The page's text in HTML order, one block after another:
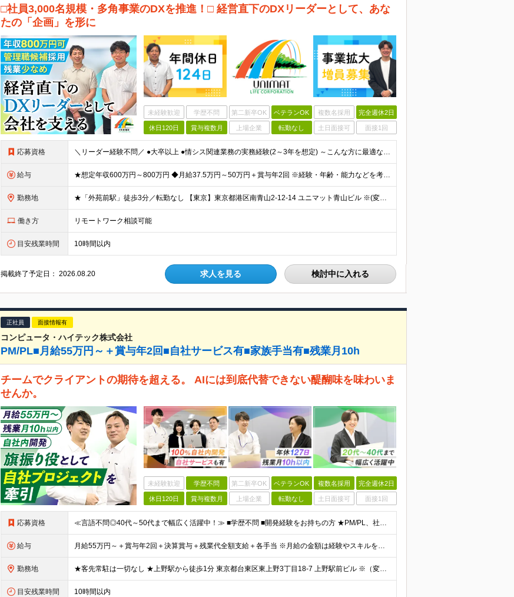
□社員3,000名規模・多角事業のDXを推進！□ 経営直下のDXリーダーとして、あな
たの「企画」を形に
未経験歓迎 学歴不問 第二新卒OK ベテランOK 複数名採用 完全週休2日
休日120日 賞与複数月 上場企業 転勤なし 土日面接可 面接1回
応募資格 ＼リーダー経験不問／ ●大卒以上 ●情シス関連業務の実務経験(2～3年を想定) ～こんな方に最適なポジションです～ ・大きな裁量、スケール感で企画を動かしたい方 ・アイデアや経験を活かして構想から関
給与 ★想定年収600万円～800万円 ◆月給37.5万円～50万円＋賞与年2回 ※経験・年齢・能力などを考慮の上、決定します。 ※残業代は管理職採用のためなし ※試用期間3ヶ月(期間中の待遇等に差異なし
勤務地 ★「外苑前駅」徒歩3分／転勤なし 【東京】東京都港区南青山2-12-14 ユニマット青山ビル ※(変更の範囲)上記を除く当社関連勤務地
働き方 リモートワーク相談可能
目安残業時間 10時間以内
掲載終了予定日：2026.08.20 求人を見る 検討中に入れる
正社員 面接情報有
コンピュータ・ハイテック株式会社
PM/PL■月給55万円～＋賞与年2回■自社サービス有■家族手当有■残業月10h
チームでクライアントの期待を超える。 AIには到底代替できない醍醐味を味わいま
せんか。
未経験歓迎 学歴不問 第二新卒OK ベテランOK 複数名採用 完全週休2日
休日120日 賞与複数月 上場企業 転勤なし 土日面接可 面接1回
応募資格 ≪言語不問◎40代～50代まで幅広く活躍中！≫ ■学歴不問 ■開発経験をお持ちの方 ★PM/PL、社内管理職などマネジメント経験をお持ちの方は優遇します！
給与 月給55万円～＋賞与年2回＋決算賞与＋残業代全額支給＋各手当 ※月給の金額は経験やスキルを考慮して、決定します ※残業代は別途全額支給します ※試用期間6ヶ月（期間中の給与・待遇に差異はありません）
勤務地 ★客先常駐は一切なし ★上野駅から徒歩1分 東京都台東区東上野3丁目18-7 上野駅前ビル ※（変更の範囲）上記を除く当社関連勤務地
目安残業時間 10時間以内